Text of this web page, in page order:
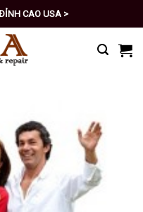
CAO USA >
XE SỐ 1 >